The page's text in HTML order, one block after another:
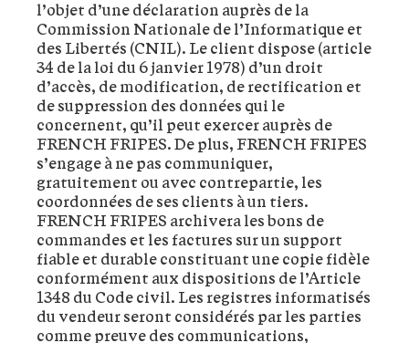
l’objet d’une déclaration auprès de la
Commission Nationale de l’Informatique et
des Libertés (CNIL). Le client dispose (article
34 de la loi du 6 janvier 1978) d’un droit
d’accès, de modification, de rectification et
de suppression des données qui le
concernent, qu’il peut exercer auprès de
FRENCH FRIPES. De plus, FRENCH FRIPES
s’engage à ne pas communiquer,
gratuitement ou avec contrepartie, les
coordonnées de ses clients à un tiers.
FRENCH FRIPES archivera les bons de
commandes et les factures sur un support
fiable et durable constituant une copie fidèle
conformément aux dispositions de l’Article
1348 du Code civil. Les registres informatisés
du vendeur seront considérés par les parties
comme preuve des communications,